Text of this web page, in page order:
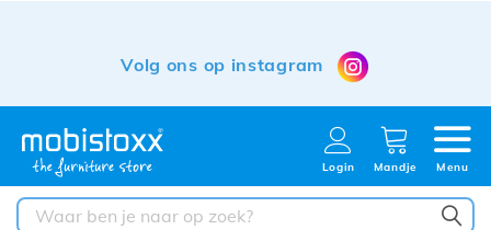
Volg ons op instagram
Login Mandje Menu